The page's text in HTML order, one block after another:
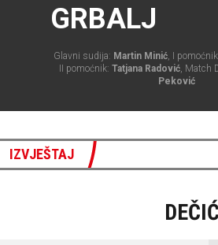
GRBALJ
Glavni sudija: Martin Minić, I
II pomoćnik: Tatjana Radović, Match
Peković
IZVJEŠTAJ
DEČIĆ